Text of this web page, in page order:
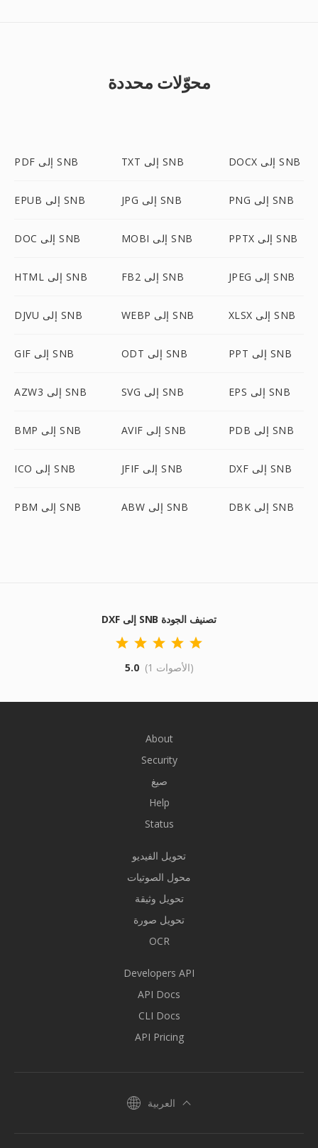
محوّلات محددة
PDF إلى SNB TXT إلى SNB DOCX إلى SNB
EPUB إلى SNB JPG إلى SNB PNG إلى SNB
DOC إلى SNB MOBI إلى SNB PPTX إلى SNB
HTML إلى SNB FB2 إلى SNB JPEG إلى SNB
DJVU إلى SNB WEBP إلى SNB XLSX إلى SNB
GIF إلى SNB ODT إلى SNB PPT إلى SNB
AZW3 إلى SNB SVG إلى SNB EPS إلى SNB
BMP إلى SNB AVIF إلى SNB PDB إلى SNB
ICO إلى SNB JFIF إلى SNB DXF إلى SNB
PBM إلى SNB ABW إلى SNB DBK إلى SNB
DXF إلى SNB تصنيف الجودة
5.0 (1 الأصوات)
About
Security
صيغ
Help
Status
تحويل الفيديو
محول الصوتيات
تحويل وثيقة
تحويل صورة
OCR
Developers API
API Docs
CLI Docs
API Pricing
العربية